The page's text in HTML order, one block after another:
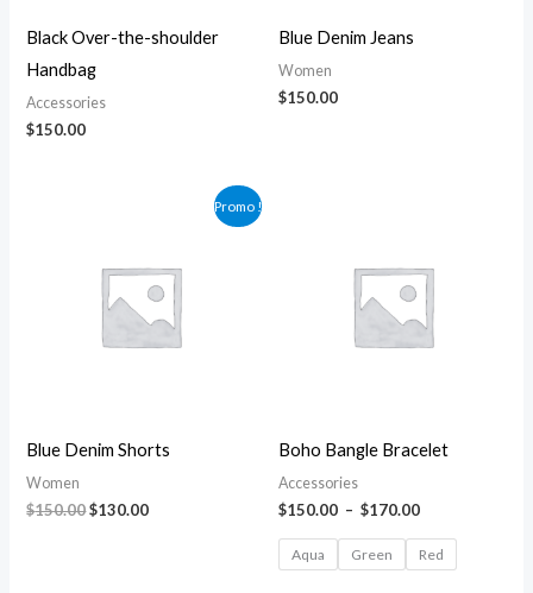
Black Over-the-shoulder
Handbag
Accessories
$150.00
Blue Denim Jeans
Women
$150.00
Promo !
Blue Denim Shorts
Women
$150.00
$150.00.
$130.00
$130.00.
Boho Bangle Bracelet
Accessories
$150.00 – $170.00
à
$170.00
Aqua Green Red